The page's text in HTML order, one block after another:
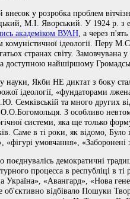
у розробка проблем
М.І. Яворський. У 1924 р. з
академіком ВУАН , а через
комуністичної ідеології. Перу
странах світу. Замовчувана у
доступною найшіршому
Якби НЕ диктат з боку
ідеології, «фундаторами
Семківській та много других
З особливо
системи, яка ще только
Саме в ті роки, як відомо,
умовчання», «Заборонені
поєднувалісь демократичні
процесса в республіці в
«Авангард», «Нова
відбівало Пошуки